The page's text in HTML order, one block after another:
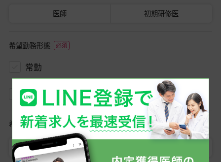
医師 初期研修医
希望勤務形態
常勤
非常勤
希望勤務地